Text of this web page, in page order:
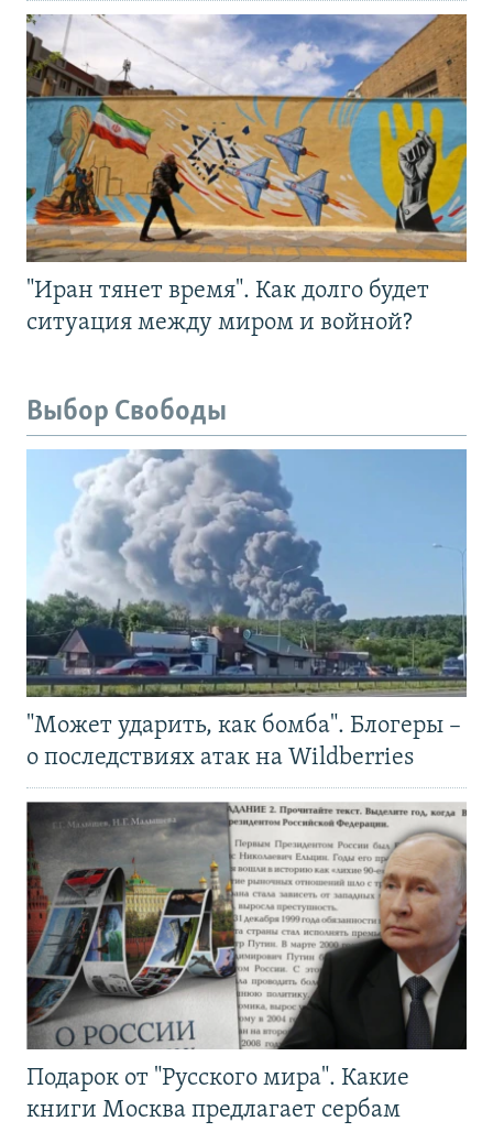
"Иран тянет время". Как долго будет
ситуация между миром и войной?
Выбор Свободы
"Может ударить, как бомба". Блогеры –
о последствиях атак на Wildberries
Подарок от "Русского мира". Какие
книги Москва предлагает сербам